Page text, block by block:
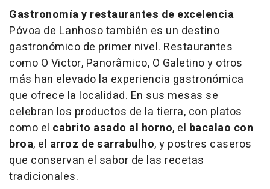
Gastronomía y restaurantes de excelencia
Póvoa de Lanhoso también es un destino
gastronómico de primer nivel. Restaurantes
como O Victor, Panorâmico, O Galetino y otros
más han elevado la experiencia gastronómica
que ofrece la localidad. En sus mesas se
celebran los productos de la tierra, con platos
como el cabrito asado al horno, el bacalao con
broa, el arroz de sarrabulho, y postres caseros
que conservan el sabor de las recetas
tradicionales.